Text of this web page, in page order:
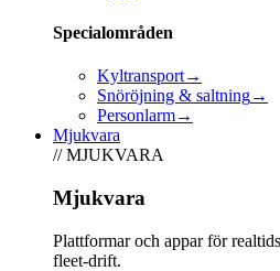
Specialområden
Kyltransport→
Snöröjning & saltning→
Personlarm→
Mjukvara
// MJUKVARA
Mjukvara
Plattformar och appar för
fleet-drift.